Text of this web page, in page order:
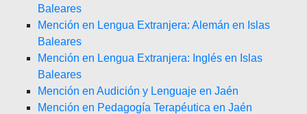
Baleares
Mención en Lengua Extranjera: Alemán en Islas
Baleares
Mención en Lengua Extranjera: Inglés en Islas
Baleares
Mención en Audición y Lenguaje en Jaén
Mención en Pedagogía Terapéutica en Jaén